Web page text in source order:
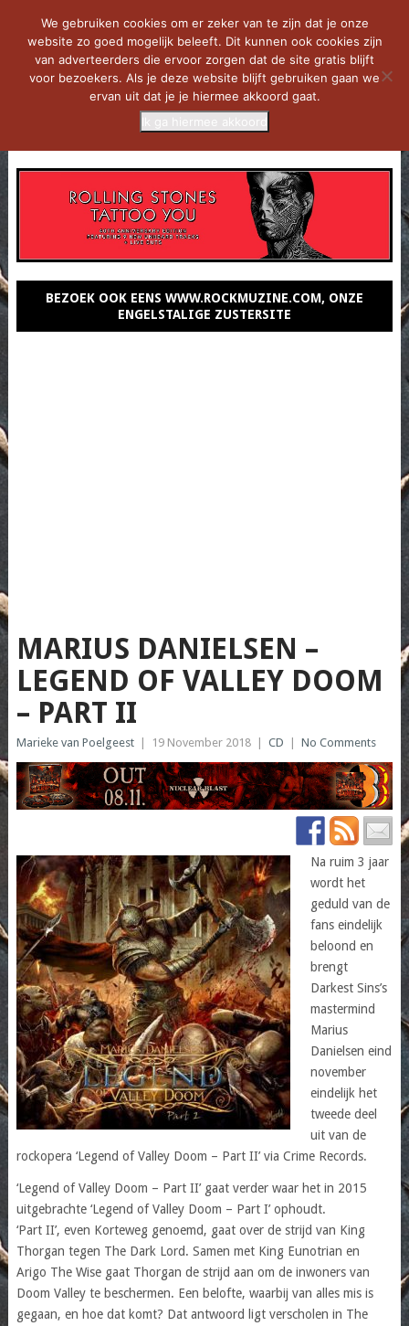
BEZOEK OOK EENS WWW.ROCKMUZINE.COM, ONZE
ENGELSTALIGE ZUSTERSITE
MARIUS DANIELSEN –
LEGEND OF VALLEY DOOM
– PART II
Marieke van Poelgeest 19 November 2018 CD No Comments
Na ruim 3 jaar
wordt het
geduld van de
fans eindelijk
beloond en
brengt
Darkest Sins’s
mastermind
Marius
Danielsen eind
november
eindelijk het
tweede deel
uit van de
rockopera ‘Legend of Valley Doom – Part II’ via Crime Records.
‘Legend of Valley Doom – Part II’ gaat verder waar het in 2015
uitgebrachte ‘Legend of Valley Doom – Part I’ ophoudt.
‘Part II’, even Korteweg genoemd, gaat over de strijd van King
Thorgan tegen The Dark Lord. Samen met King Eunotrian en
Arigo The Wise gaat Thorgan de strijd aan om de inwoners van
Doom Valley te beschermen. Een belofte, waarbij van alles mis is
gegaan, en hoe dat komt? Dat antwoord ligt verscholen in The
We gebruiken cookies om er zeker van te zijn dat je onze
website zo goed mogelijk beleeft. Dit kunnen ook cookies zijn
van adverteerders die ervoor zorgen dat de site gratis blijft
voor bezoekers. Als je deze website blijft gebruiken gaan we
ervan uit dat je je hiermee akkoord gaat.
Ik ga hiermee akkoord